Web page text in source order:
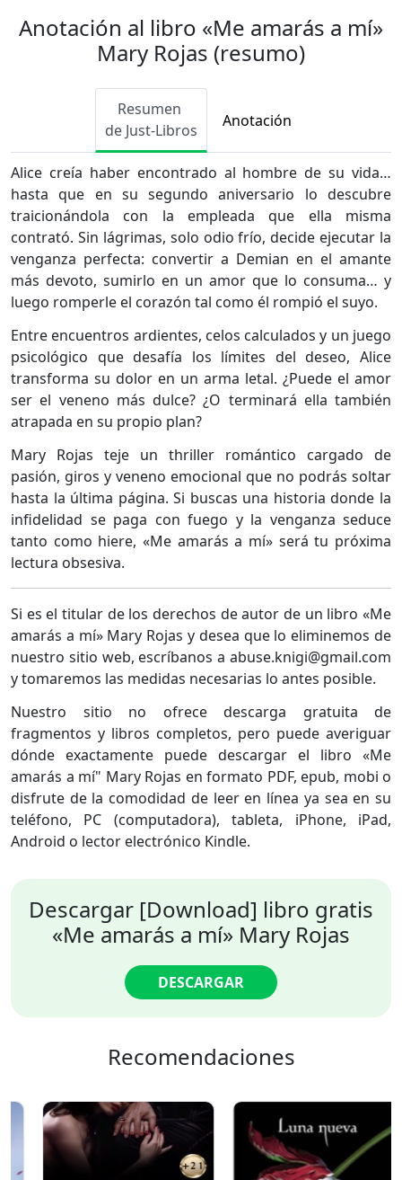
Anotación al libro «Me amarás a mí»
Mary Rojas (resumo)
Resumen
de Just-Libros
Anotación
Alice creía haber encontrado al hombre de su vida…
hasta que en su segundo aniversario lo descubre
traicionándola con la empleada que ella misma
contrató. Sin lágrimas, solo odio frío, decide ejecutar la
venganza perfecta: convertir a Demian en el amante
más devoto, sumirlo en un amor que lo consuma… y
luego romperle el corazón tal como él rompió el suyo.
Entre encuentros ardientes, celos calculados y un juego
psicológico que desafía los límites del deseo, Alice
transforma su dolor en un arma letal. ¿Puede el amor
ser el veneno más dulce? ¿O terminará ella también
atrapada en su propio plan?
Mary Rojas teje un thriller romántico cargado de
pasión, giros y veneno emocional que no podrás soltar
hasta la última página. Si buscas una historia donde la
infidelidad se paga con fuego y la venganza seduce
tanto como hiere, «Me amarás a mí» será tu próxima
lectura obsesiva.
Si es el titular de los derechos de autor de un libro «Me
amarás a mí» Mary Rojas y desea que lo eliminemos de
nuestro sitio web, escríbanos a abuse.knigi@gmail.com
y tomaremos las medidas necesarias lo antes posible.
Nuestro sitio no ofrece descarga gratuita de
fragmentos y libros completos, pero puede averiguar
dónde exactamente puede descargar el libro «Me
amarás a mí" Mary Rojas en formato PDF, epub, mobi o
disfrute de la comodidad de leer en línea ya sea en su
teléfono, PC (computadora), tableta, iPhone, iPad,
Android o lector electrónico Kindle.
Descargar [Download] libro gratis
«Me amarás a mí» Mary Rojas
DESCARGAR
Recomendaciones